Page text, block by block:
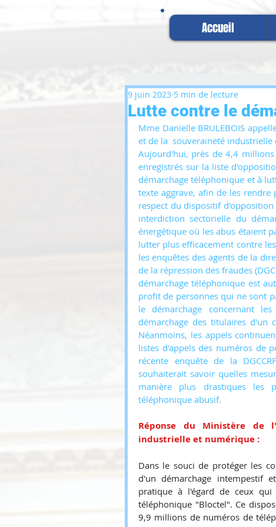
Accueil
Lutte contre le
9 juin 2023 5 min de lecture
Mme Danielle BRULEBOIS
et de la  souveraineté
Aujourd'hui, près de 4,4
enregistrés sur la liste
démarchage téléphonique et à
texte aggrave, afin de les rendre
respect du dispositif
interdiction sectorielle du
énergétique où les abus étaient
lutter plus efficacement contre
les enquêtes des agents de la
de la répression des fraudes
démarchage téléphonique est
profit de personnes qui ne sont
le démarchage concernant
démarchage des titulaires d'un
Néanmoins, les appels
listes d'appels des numéros de
récente enquête de la
souhaiterait savoir quelles
manière plus drastiques les
téléphonique abusif.
Réponse du Ministère de
industrielle et numérique :
Dans le souci de protéger les
d'un démarchage intempestif
pratique à l'égard de ceux
téléphonique "Bloctel". Ce
9,9 millions de numéros de